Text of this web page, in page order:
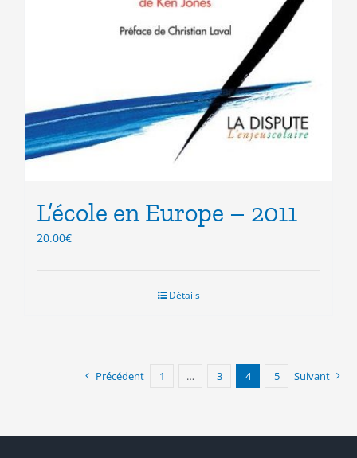
L’école en Europe – 2011
20.00€
Détails
Précédent 1 … 3 4 5 Suivant